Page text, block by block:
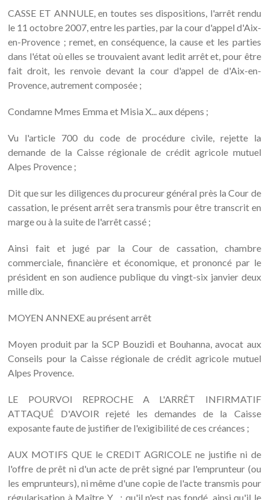
CASSE ET ANNULE, en toutes ses dispositions, l'arrêt rendu
le 11 octobre 2007, entre les parties, par la cour d'appel d'Aix-
en-Provence ; remet, en conséquence, la cause et les parties
dans l'état où elles se trouvaient avant ledit arrêt et, pour être
fait droit, les renvoie devant la cour d'appel de d'Aix-en-
Provence, autrement composée ;
Condamne Mmes Emma et Misia X... aux dépens ;
Vu l'article 700 du code de procédure civile, rejette la
demande de la Caisse régionale de crédit agricole mutuel
Alpes Provence ;
Dit que sur les diligences du procureur général près la Cour de
cassation, le présent arrêt sera transmis pour être transcrit en
marge ou à la suite de l'arrêt cassé ;
Ainsi fait et jugé par la Cour de cassation, chambre
commerciale, financière et économique, et prononcé par le
président en son audience publique du vingt-six janvier deux
mille dix.
MOYEN ANNEXE au présent arrêt
Moyen produit par la SCP Bouzidi et Bouhanna, avocat aux
Conseils pour la Caisse régionale de crédit agricole mutuel
Alpes Provence.
LE POURVOI REPROCHE A L'ARRÊT INFIRMATIF
ATTAQUÉ D'AVOIR rejeté les demandes de la Caisse
exposante faute de justifier de l'exigibilité de ces créances ;
AUX MOTIFS QUE le CREDIT AGRICOLE ne justifie ni de
l'offre de prêt ni d'un acte de prêt signé par l'emprunteur (ou
les emprunteurs), ni même d'une copie de l'acte transmis pour
régularisation à Maître Y... ; qu'il n'est pas fondé, ainsi qu'il le